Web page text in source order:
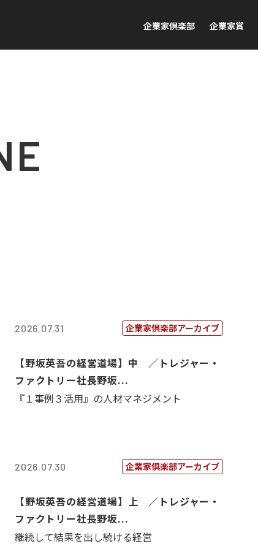
企業家倶楽部 企業家賞
2026.07.31 企業家倶楽部アーカイブ
【野坂英吾の経営道場】中 ／トレジャー・
ファクトリー社長野坂...
『１事例３活用』の人材マネジメント
2026.07.30 企業家倶楽部アーカイブ
【野坂英吾の経営道場】上 ／トレジャー・
ファクトリー社長野坂...
継続して結果を出し続ける経営